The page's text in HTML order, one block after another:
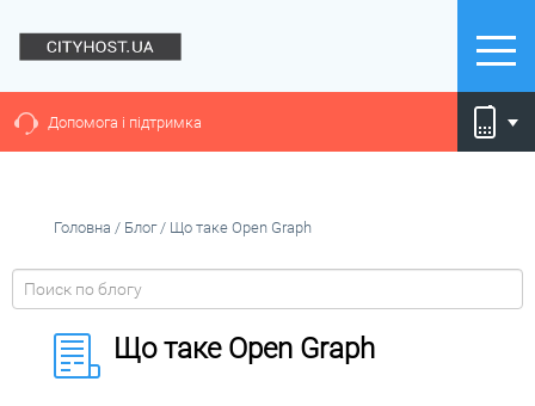
Допомога і підтримка
Головна / Блог/ Що таке Open Graph
Що таке Open Graph